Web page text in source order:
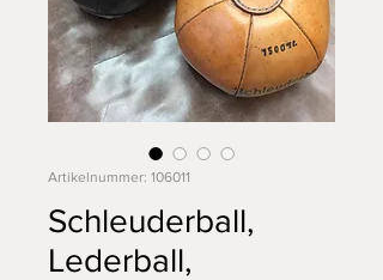
Artikelnummer: 106011
Schleuderball,
Lederball,